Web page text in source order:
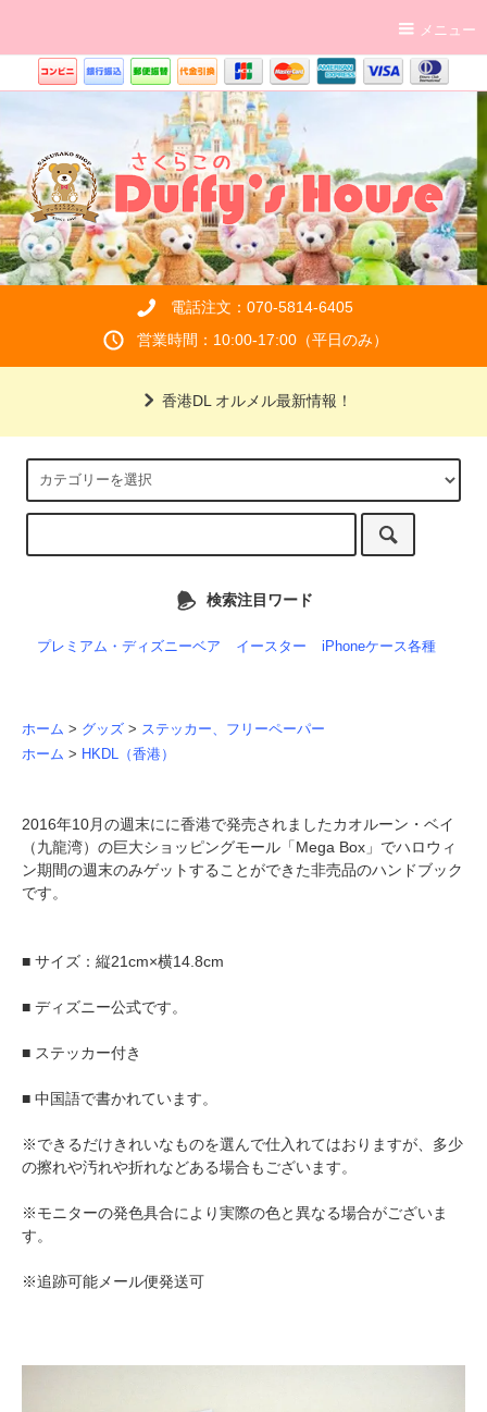
メニュー
電話注文：070-5814-6405
営業時間：10:00-17:00（平日のみ）
香港DL オルメル最新情報！
検索注目ワード
プレミアム・ディズニーベア イースター iPhoneケース各種
ホーム > グッズ > ステッカー、フリーペーパー
ホーム > HKDL（香港）
2016年10月の週末にに香港で発売されましたカオルーン・ベイ
（九龍湾）の巨大ショッピングモール「Mega Box」でハロウィ
ン期間の週末のみゲットすることができた非売品のハンドブック
です。
■ サイズ：縦21cm×横14.8cm
■ ディズニー公式です。
■ ステッカー付き
■ 中国語で書かれています。
※できるだけきれいなものを選んで仕入れてはおりますが、多少
の擦れや汚れや折れなどある場合もございます。
※モニターの発色具合により実際の色と異なる場合がございま
す。
※追跡可能メール便発送可